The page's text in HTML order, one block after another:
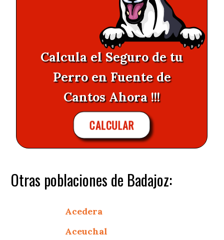
Calcula el Seguro de tu
Perro en Fuente de
Cantos Ahora !!!
CALCULAR
Otras poblaciones de Badajoz:
Acedera
Aceuchal